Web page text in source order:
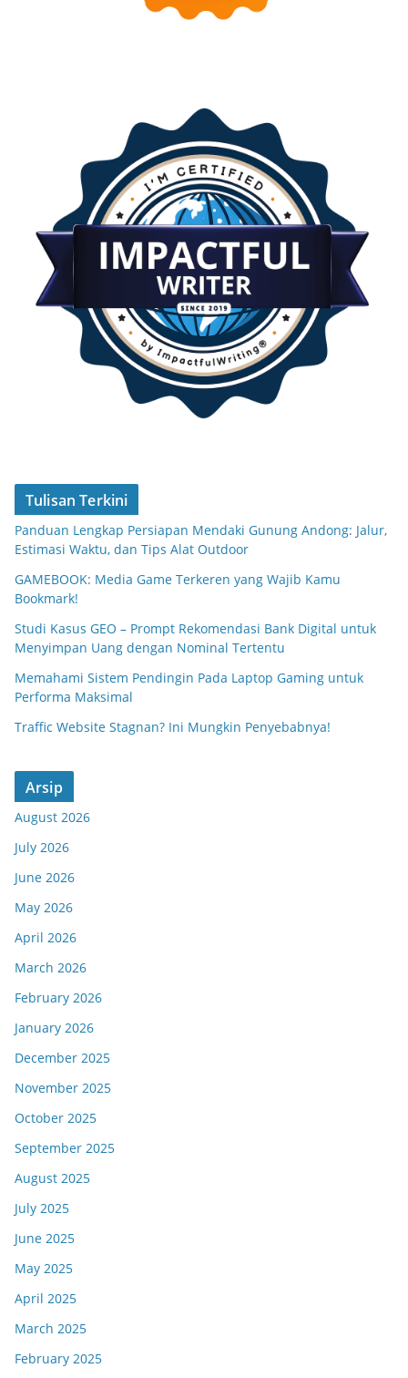
Tulisan Terkini
Panduan Lengkap Persiapan Mendaki Gunung Andong: Jalur,
Estimasi Waktu, dan Tips Alat Outdoor
GAMEBOOK: Media Game Terkeren yang Wajib Kamu
Bookmark!
Studi Kasus GEO – Prompt Rekomendasi Bank Digital untuk
Menyimpan Uang dengan Nominal Tertentu
Memahami Sistem Pendingin Pada Laptop Gaming untuk
Performa Maksimal
Traffic Website Stagnan? Ini Mungkin Penyebabnya!
Arsip
August 2026
July 2026
June 2026
May 2026
April 2026
March 2026
February 2026
January 2026
December 2025
November 2025
October 2025
September 2025
August 2025
July 2025
June 2025
May 2025
April 2025
March 2025
February 2025